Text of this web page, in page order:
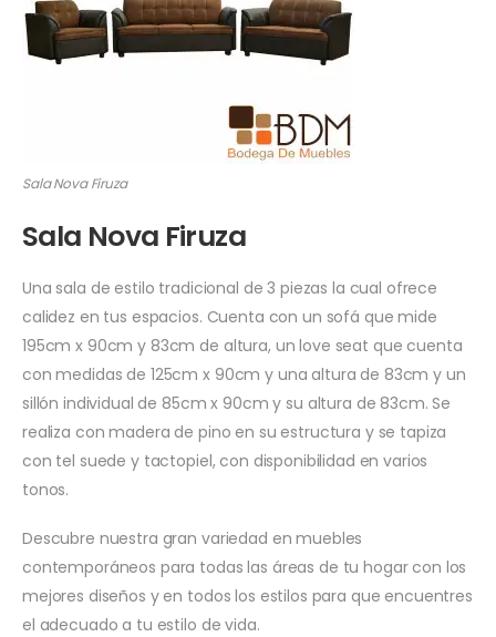
Sala Nova Firuza
Sala Nova Firuza
Una sala de estilo tradicional de 3 piezas la cual ofrece
calidez en tus espacios. Cuenta con un sofá que mide
195cm x 90cm y 83cm de altura, un love seat que cuenta
con medidas de 125cm x 90cm y una altura de 83cm y un
sillón individual de 85cm x 90cm y su altura de 83cm. Se
realiza con madera de pino en su estructura y se tapiza
con tel suede y tactopiel, con disponibilidad en varios
tonos.
Descubre nuestra gran variedad en muebles
contemporáneos para todas las áreas de tu hogar con los
mejores diseños y en todos los estilos para que encuentres
el adecuado a tu estilo de vida.